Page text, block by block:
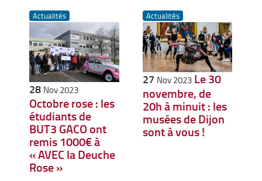
Actualités
28 Nov 2023
Octobre rose : les
étudiants de
BUT3 GACO ont
remis 1000€ à
« AVEC la Deuche
Rose »
Actualités
27 Nov 2023 Le 30
novembre, de
20h à minuit : les
musées de Dijon
sont à vous !